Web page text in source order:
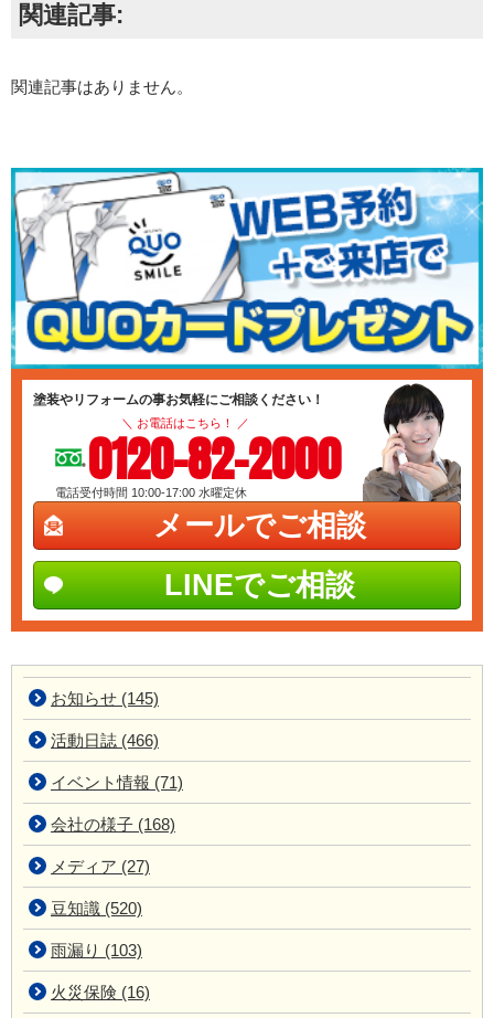
関連記事:
関連記事はありません。
塗装やリフォームの事お気軽にご相談ください！
＼ お電話はこちら！ ／
0120-82-2000
電話受付時間 10:00-17:00 水曜定休
メールでご相談
LINEでご相談
お知らせ (145)
活動日誌 (466)
イベント情報 (71)
会社の様子 (168)
メディア (27)
豆知識 (520)
雨漏り (103)
火災保険 (16)